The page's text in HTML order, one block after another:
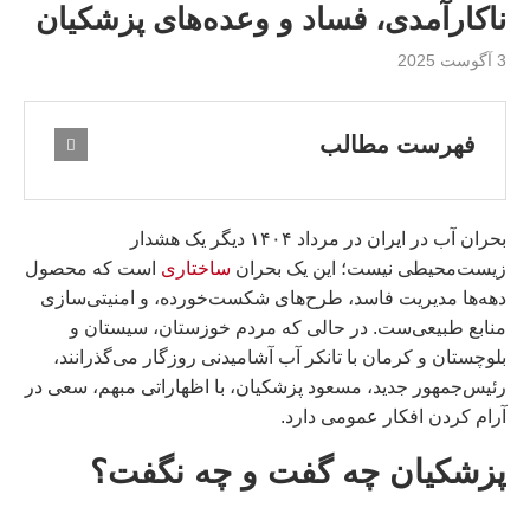
ناکارآمدی، فساد و وعده‌های پزشکیان
3 آگوست 2025
فهرست مطالب
بحران آب در ایران در مرداد ۱۴۰۴ دیگر یک هشدار
زیست‌محیطی نیست؛ این یک بحران ساختاری است که محصول
دهه‌ها مدیریت فاسد، طرح‌های شکست‌خورده، و امنیتی‌سازی
منابع طبیعی‌ست. در حالی که مردم خوزستان، سیستان و
بلوچستان و کرمان با تانکر آب آشامیدنی روزگار می‌گذرانند،
رئیس‌جمهور جدید، مسعود پزشکیان، با اظهاراتی مبهم، سعی در
آرام کردن افکار عمومی دارد.
پزشکیان چه گفت و چه نگفت؟